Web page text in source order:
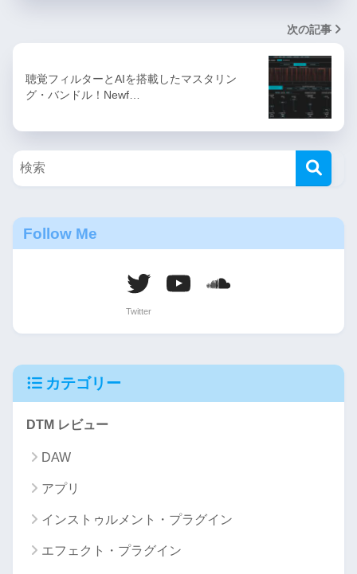
次の記事
聴覚フィルターとAIを搭載したマスタリン
グ・バンドル！Newf…
Follow Me
カテゴリー
DTM レビュー
DAW
アプリ
インストゥルメント・プラグイン
エフェクト・プラグイン